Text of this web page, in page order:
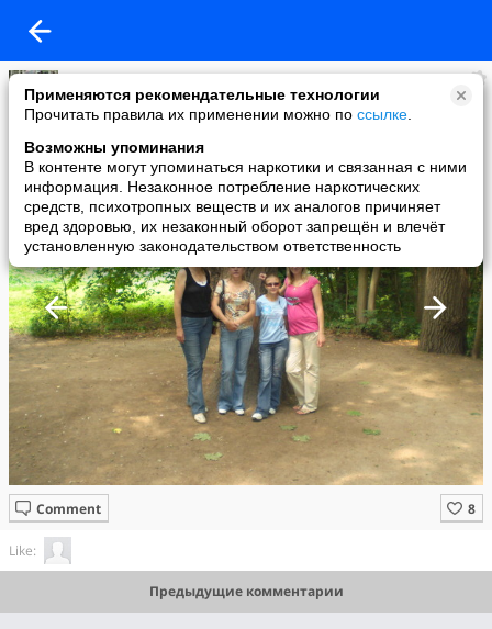
Применяются рекомендательные технологии
Прочитать правила их применении можно по ссылке
Возможны упоминания
В контенте могут упоминаться наркотики и связанная с ними
информация. Незаконное потребление наркотических
средств, психотропных веществ и их аналогов причиняет
вред здоровью, их незаконный оборот запрещён и влечёт
установленную законодательством ответственность
Татьяна Севастьянова
added a photo
12 Jan в 16:00
Comment
Like:
Предыдущие комментарии